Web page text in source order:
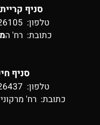
סניף
טלפון: 054-5326105
כתובת: רח' ה
סניף
טלפון: 054-5326437
כתובת: רח' מרקוני 22 צ'ק פוסט